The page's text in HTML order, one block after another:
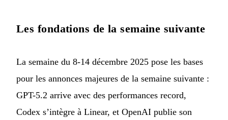
Les fondations de la semaine suivante
La semaine du 8-14 décembre 2025 pose les bases
pour les annonces majeures de la semaine suivante :
GPT-5.2 arrive avec des performances record,
Codex s’intègre à Linear, et OpenAI publie son